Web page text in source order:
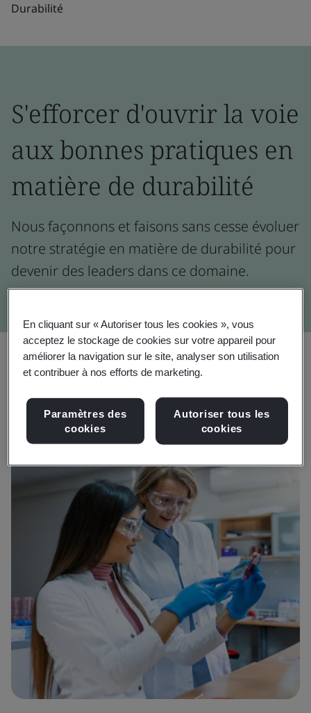
Durabilité
S'efforcer d'ouvrir la voie
aux bonnes pratiques en
matière de durabilité
Nous façonnons et faisons sans cesse évoluer
notre stratégie en matière de durabilité pour
devenir des leaders dans ce domaine.
Partager :
En cliquant sur « Autoriser tous les cookies », vous
acceptez le stockage de cookies sur votre appareil pour
améliorer la navigation sur le site, analyser son utilisation
et contribuer à nos efforts de marketing.
Paramètres des
cookies
Autoriser tous les
cookies